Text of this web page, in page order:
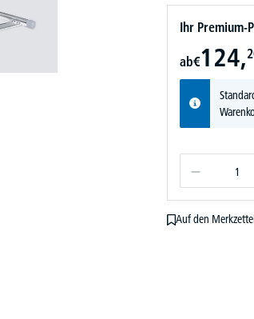
Ihr Premium-
ab€124,
Auf den Merkzettel